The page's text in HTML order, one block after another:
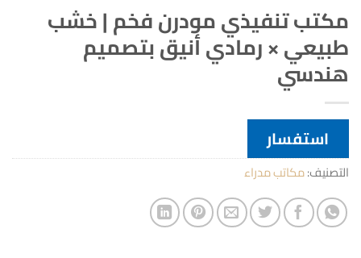
مكتب تنفيذي مودرن فخم | خشب
طبيعي × رمادي أنيق بتصميم
هندسي
استفسار
التصنيف:مكاتب مدراء